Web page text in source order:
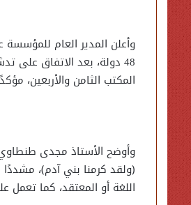
وأعلن المدير العام
48 دولة، بعد الاتفاق على
المكتب الثامن والأربعين،
وأوضح الأستاذ مجدى
﴿ولقد كرمنا بني آدم﴾،
اللغة أو المعتقد، كما تعمل